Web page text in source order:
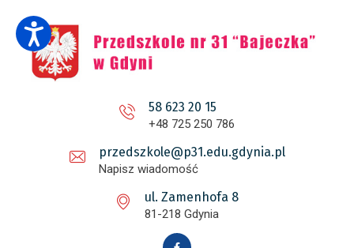
58 623 20 15
+48 725 250 786
przedszkole@p31.edu.gdynia.pl
Napisz wiadomość
ul. Zamenhofa 8
81-218 Gdynia